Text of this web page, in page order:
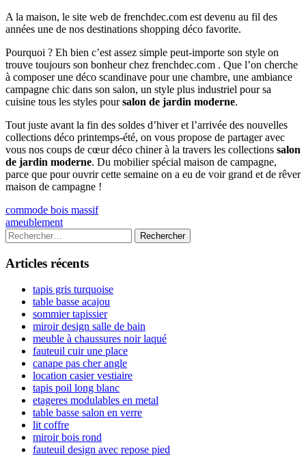
A la maison, le site web de frenchdec.com est devenu au fil des
années une de nos destinations shopping déco favorite.
Pourquoi ? Eh bien c’est assez simple peut-importe son style on
trouve toujours son bonheur chez frenchdec.com . Que l’on cherche
à composer une déco scandinave pour une chambre, une ambiance
campagne chic dans son salon, un style plus industriel pour sa
cuisine tous les styles poursalon de jardin moderne.
Tout juste avant la fin des soldes d’hiver et l’arrivée des nouvelles
collections déco printemps-été, on vous propose de partager avec
vous nos coups de cœur déco chiner à la travers les collections salon
de jardin moderne. Du mobilier spécial maison de campagne,
parce que pour ouvrir cette semaine on a eu de voir grand et de rêver
maison de campagne !
Navigation
de
l’article
Previous
article:
commode bois massif
Next
article:
ameublement
Colonne
latérale
principale
Rechercher :
Articles récents
tapis gris turquoise
table basse acajou
sommier tapissier
miroir design salle de bain
meuble à chaussures noir laqué
fauteuil cuir une place
canape pas cher angle
location casier vestiaire
tapis poil long blanc
etageres modulables en metal
table basse salon en verre
lit coffre
miroir bois rond
fauteuil design avec repose pied